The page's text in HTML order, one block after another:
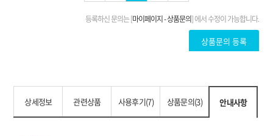
상세정보 관련상품 사용후기(7) 상품문의(3) 안내사항